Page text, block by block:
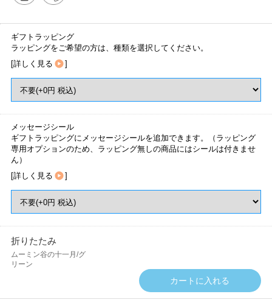
ギフトラッピング
ラッピングをご希望の方は、種類を選択してください。
[詳しく見る ]
メッセージシール
ギフトラッピングにメッセージシールを追加できます。（ラッピング
専用オプションのため、ラッピング無しの商品にはシールは付きませ
ん）
[詳しく見る ]
折りたたみ
ムーミン谷の十一月/グ
リーン